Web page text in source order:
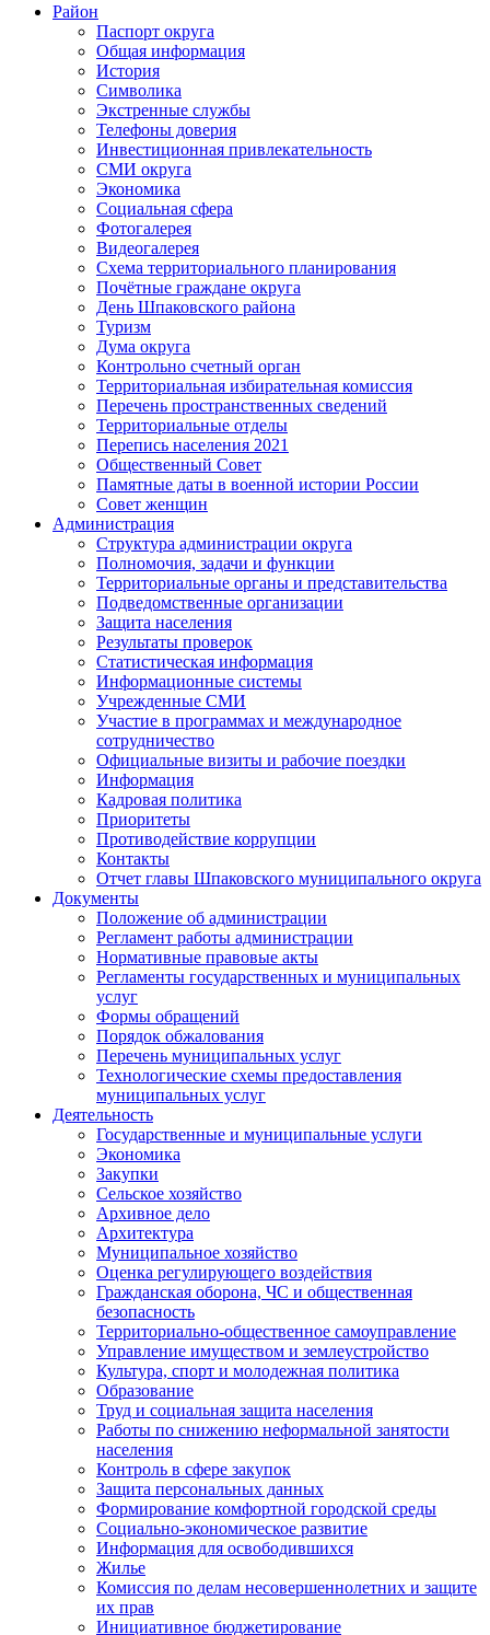
Район
Паспорт округа
Общая информация
История
Символика
Экстренные службы
Телефоны доверия
Инвестиционная привлекательность
СМИ округа
Экономика
Социальная сфера
Фотогалерея
Видеогалерея
Схема территориального планирования
Почётные граждане округа
День Шпаковского района
Туризм
Дума округа
Контрольно счетный орган
Территориальная избирательная комиссия
Перечень пространственных сведений
Территориальные отделы
Перепись населения 2021
Общественный Совет
Памятные даты в военной истории России
Совет женщин
Администрация
Структура администрации округа
Полномочия, задачи и функции
Территориальные органы и представительства
Подведомственные организации
Защита населения
Результаты проверок
Статистическая информация
Информационные системы
Учрежденные СМИ
Участие в программах и международное
сотрудничество
Официальные визиты и рабочие поездки
Информация
Кадровая политика
Приоритеты
Противодействие коррупции
Контакты
Отчет главы Шпаковского муниципального округа
Документы
Положение об администрации
Регламент работы администрации
Нормативные правовые акты
Регламенты государственных и муниципальных
услуг
Формы обращений
Порядок обжалования
Перечень муниципальных услуг
Технологические схемы предоставления
муниципальных услуг
Деятельность
Государственные и муниципальные услуги
Экономика
Закупки
Сельское хозяйство
Архивное дело
Архитектура
Муниципальное хозяйство
Оценка регулирующего воздействия
Гражданская оборона, ЧС и общественная
безопасность
Территориально-общественное самоуправление
Управление имуществом и землеустройство
Культура, спорт и молодежная политика
Образование
Труд и социальная защита населения
Работы по снижению неформальной занятости
населения
Контроль в сфере закупок
Защита персональных данных
Формирование комфортной городской среды
Социально-экономическое развитие
Информация для освободившихся
Жилье
Комиссия по делам несовершеннолетних и защите
их прав
Инициативное бюджетирование